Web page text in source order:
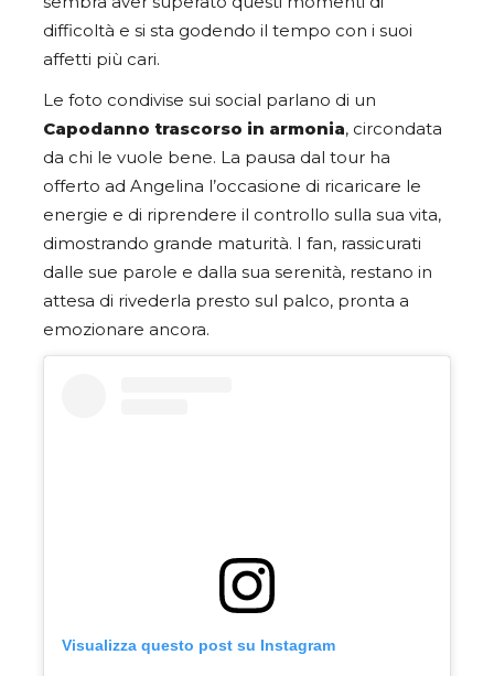
difficoltà e si sta godendo il tempo con i suoi
affetti più cari.
Le foto condivise sui social parlano di un
Capodanno trascorso in armonia, circondata
da chi le vuole bene. La pausa dal tour ha
offerto ad Angelina l’occasione di ricaricare le
energie e di riprendere il controllo sulla sua vita,
dimostrando grande maturità. I fan, rassicurati
dalle sue parole e dalla sua serenità, restano in
attesa di rivederla presto sul palco, pronta a
emozionare ancora.
Visualizza questo post su Instagram